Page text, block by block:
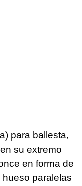
para ballesta,
su extremo
en forma de
hueso paralelas